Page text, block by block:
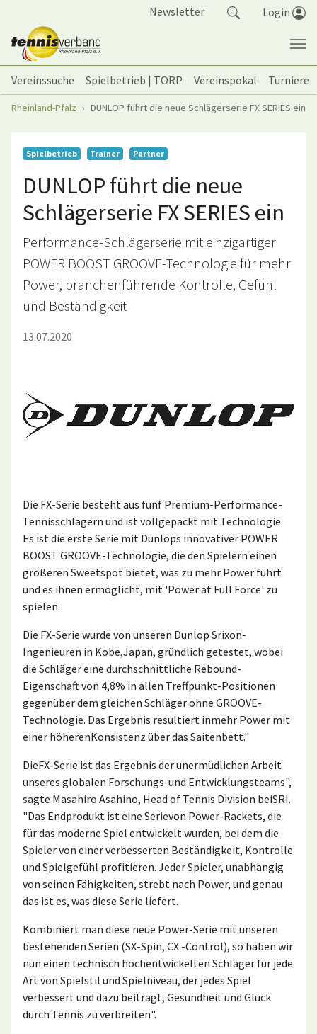
Newsletter Login
Vereinssuche Spielbetrieb | TORP Vereinspokal
Turniere
Sie sind hier:
Rheinland-Pfalz DUNLOP führt die neue Schlägerserie FX SERIES ein
Spielbetrieb Trainer Partner
DUNLOP führt die neue
Schlägerserie FX SERIES ein
Performance-Schlägerserie mit einzigartiger
POWER BOOST GROOVE-Technologie für mehr
Power, branchenführende Kontrolle, Gefühl
und Beständigkeit
13.07.2020
Die FX-Serie besteht aus fünf Premium-Performance-
Tennisschlägern und ist vollgepackt mit Technologie.
Es ist die erste Serie mit Dunlops innovativer POWER
BOOST GROOVE-Technologie, die den Spielern einen
größeren Sweetspot bietet, was zu mehr Power führt
und es ihnen ermöglicht, mit 'Power at Full Force' zu
spielen.
Die FX-Serie wurde von unseren Dunlop Srixon-
Ingenieuren in Kobe,Japan, gründlich getestet, wobei
die Schläger eine durchschnittliche Rebound-
Eigenschaft von 4,8% in allen Treffpunkt-Positionen
gegenüber dem gleichen Schläger ohne GROOVE-
Technologie. Das Ergebnis resultiert inmehr Power mit
einer höherenKonsistenz über das Saitenbett."
DieFX-Serie ist das Ergebnis der unermüdlichen Arbeit
unseres globalen Forschungs-und Entwicklungsteams",
sagte Masahiro Asahino, Head of Tennis Division beiSRI.
"Das Endprodukt ist eine Serievon Power-Rackets, die
für das moderne Spiel entwickelt wurden, bei dem die
Spieler von einer verbesserten Beständigkeit, Kontrolle
und Spielgefühl profitieren. Jeder Spieler, unabhängig
von seinen Fähigkeiten, strebt nach Power, und genau
das ist es, was diese Serie liefert.
Kombiniert man diese neue Power-Serie mit unseren
bestehenden Serien (SX-Spin, CX -Control), so haben wir
nun einen technisch hochentwickelten Schläger für jede
Art von Spielstil und Spielniveau, der jedes Spiel
verbessert und dazu beiträgt, Gesundheit und Glück
durch Tennis zu verbreiten".